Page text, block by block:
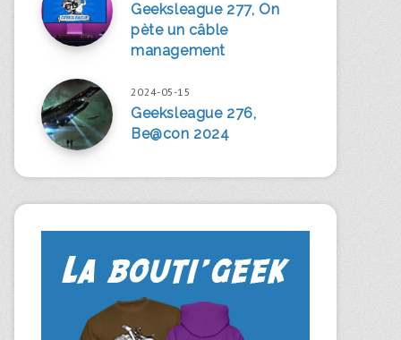
Geeksleague 277, On
pète un câble
management
2024-05-15
Geeksleague 276,
Be@con 2024